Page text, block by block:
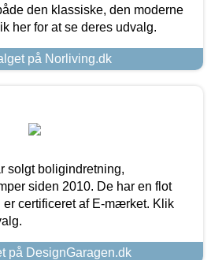
den klassiske, den moderne
her for at se deres udvalg.
på Norliving.dk
solgt boligindretning,
siden 2010. De har en flot
er certificeret af E-mærket. Klik
på DesignGaragen.dk